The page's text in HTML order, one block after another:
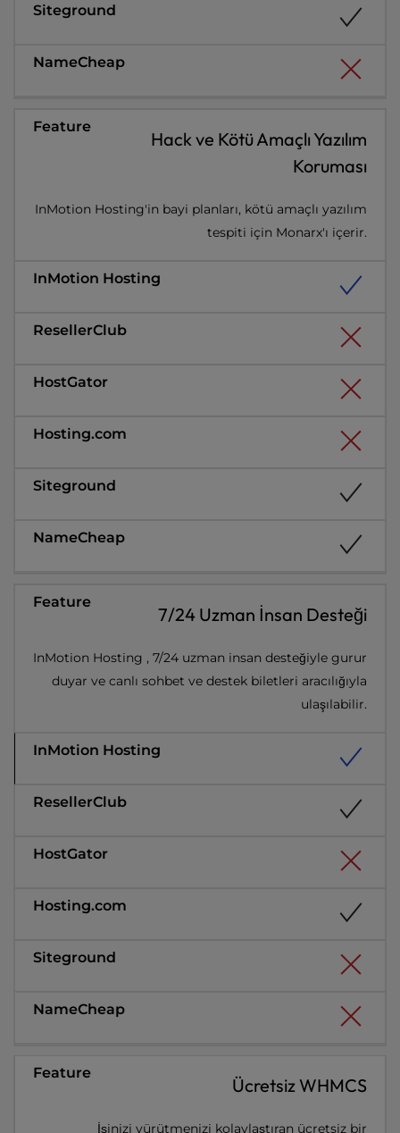
Hack ve Kötü Amaçlı Yazılım
Koruması
InMotion Hosting'in bayi planları, kötü amaçlı yazılım
tespiti için Monarx'ı içerir.
7/24 Uzman İnsan Desteği
InMotion Hosting , 7/24 uzman insan desteğiyle gurur
duyar ve canlı sohbet ve destek biletleri aracılığıyla
ulaşılabilir.
Ücretsiz WHMCS
İşinizi yürütmenizi kolaylaştıran ücretsiz bir